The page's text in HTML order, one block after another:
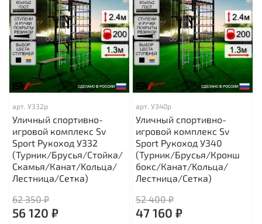
арт. У332р
Уличный спортивно-
игровой комплекс Sv
Sport Рукоход У332
(Турник/Брусья/Стойка/
Скамья/Канат/Kольца/
Лестница/Сетка)
62 350 ₽
56 120 ₽
арт. У340р
Уличный спортивно-
игровой комплекс Sv
Sport Рукоход У340
(Турник/Брусья/Кронш
бокс/Канат/Kольца/
Лестница/Сетка)
52 400 ₽
47 160 ₽